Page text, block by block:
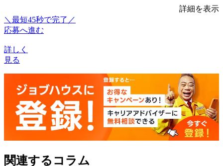
詳細を表示
＼最短45秒で完了／
応募へ進む
詳しく
見る
関連するコラム